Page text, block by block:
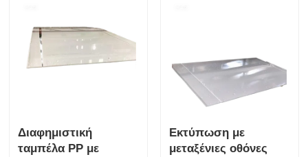
Διαφημιστική
ταμπέλα PP με
Εκτύπωση με
μεταξένιες οθόνες